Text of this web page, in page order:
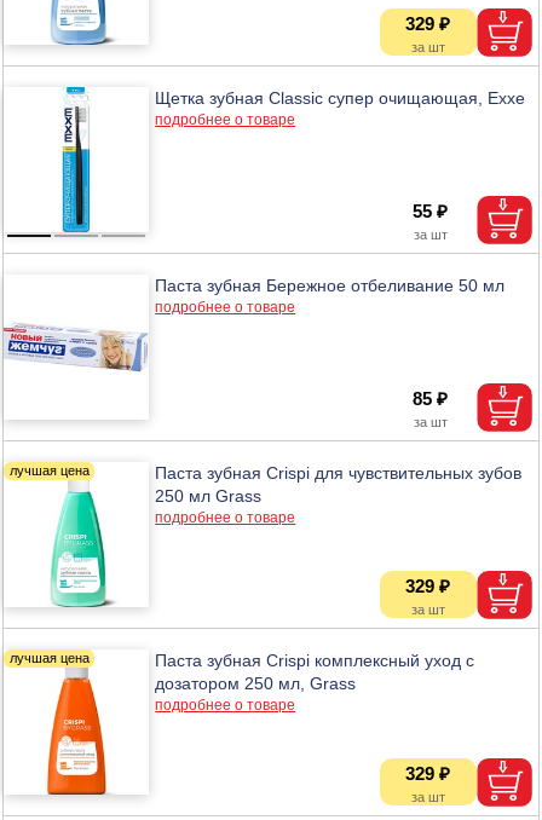
329 ₽
Щетка зубная Classic супер очищающая, Exxe
подробнее о товаре
55 ₽
Паста зубная Бережное отбеливание 50 мл
подробнее о товаре
85 ₽
Паста зубная Crispi для чувствительных зубов
250 мл Grass
подробнее о товаре
329 ₽
Паста зубная Crispi комплексный уход с
дозатором 250 мл, Grass
подробнее о товаре
329 ₽